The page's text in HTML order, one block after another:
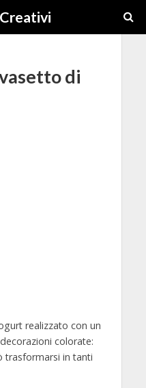
di
realizzato con un
colorate:
trasformarsi in tanti